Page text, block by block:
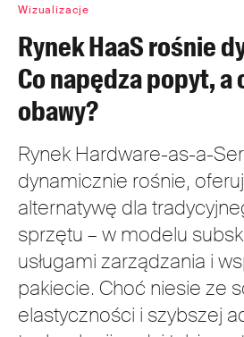
Wizualizacje
Rynek HaaS rośnie
Co napędza popyt, a
obawy?
Rynek Hardware-as-a-
dynamicznie rośnie,
alternatywę dla
sprzętu – w modelu
usługami zarządzania i
pakiecie. Choć niesie ze
elastyczności i szybszej